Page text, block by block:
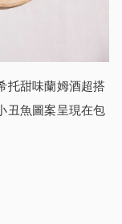
托甜味蘭姆酒超搭
丑魚圖案呈現在包